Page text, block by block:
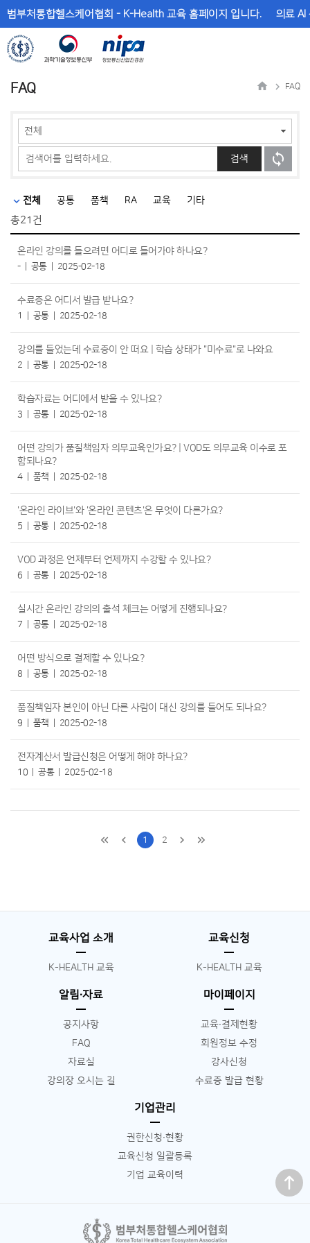
뉴
바
로
가
문
바
로
가
범부처통합헬스케어협회 - K-Health 교육 홈페이지 입니다. 의료 AI
FAQ FAQ
검색
전체 공통 품책 RA 교육 기타
총21건
- 공통
온라인 강의를 들으려면 어디로 들어가야 하나요?
2025-02-18
1 공통
수료증은 어디서 발급 받나요?
2025-02-18
2 공통
강의를 들었는데 수료증이 안 떠요 | 학습 상태가 "미수료"로 나와요
2025-02-18
3 공통
학습자료는 어디에서 받을 수 있나요?
2025-02-18
4 품책
어떤 강의가 품질책임자 의무교육인가요? | VOD도 의무교육 이수로 포
함되나요?
2025-02-18
5 공통
'온라인 라이브'와 '온라인 콘텐츠'은 무엇이 다른가요?
2025-02-18
6 공통
VOD 과정은 언제부터 언제까지 수강할 수 있나요?
2025-02-18
7 공통
실시간 온라인 강의의 출석 체크는 어떻게 진행되나요?
2025-02-18
8 공통
어떤 방식으로 결제할 수 있나요?
2025-02-18
9 품책
품질책임자 본인이 아닌 다른 사람이 대신 강의를 들어도 되나요?
2025-02-18
10 공통
전자계산서 발급신청은 어떻게 해야 하나요?
2025-02-18
1 2
교육사업 소개
K-HEALTH 교육
교육신청
K-HEALTH 교육
알림∙자료
공지사항
FAQ
자료실
강의장 오시는 길
마이페이지
교육∙결제현황
회원정보 수정
강사신청
수료증 발급 현황
기업관리
권한신청∙현황
교육신청 일괄등록
기업 교육이력
맨 위로